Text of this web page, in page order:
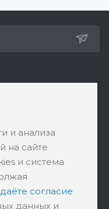
д. 30,
и анализа
на сайте
и система
даёте согласие
данных и